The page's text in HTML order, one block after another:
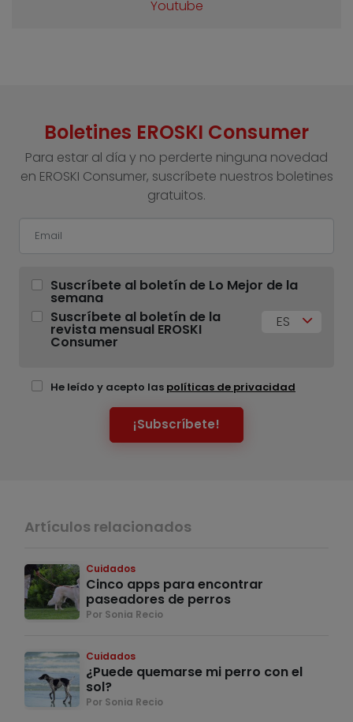
Youtube
Boletines EROSKI Consumer
Para estar al día y no perderte ninguna novedad
en EROSKI Consumer, suscríbete nuestros boletines
gratuitos.
Suscríbete al boletín de Lo Mejor de la
semana
Suscríbete al boletín de la
revista mensual EROSKI
Consumer
ES
He leído y acepto las políticas de privacidad
¡Subscríbete!
Artículos relacionados
Cuidados
Cinco apps para encontrar
paseadores de perros
Por Sonia Recio
Cuidados
¿Puede quemarse mi perro con el
sol?
Por Sonia Recio